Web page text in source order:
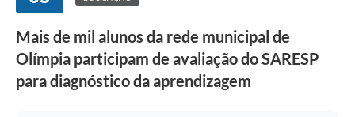
Mais de mil alunos da rede municipal de
Olímpia participam de avaliação do SARESP
para diagnóstico da aprendizagem